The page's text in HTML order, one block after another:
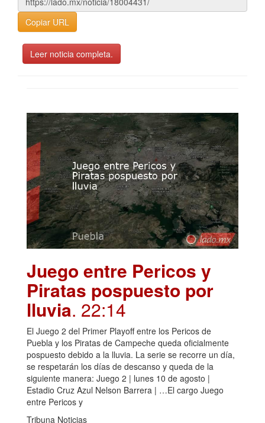
Copiar URL
Leer noticia completa.
Juego entre Pericos y
Piratas pospuesto por
lluvia. 22:14
El Juego 2 del Primer Playoff entre los Pericos de
Puebla y los Piratas de Campeche queda oficialmente
pospuesto debido a la lluvia. La serie se recorre un día,
se respetarán los días de descanso y queda de la
siguiente manera: Juego 2 | lunes 10 de agosto |
Estadio Cruz Azul Nelson Barrera | …El cargo Juego
entre Pericos y
Tribuna Noticias